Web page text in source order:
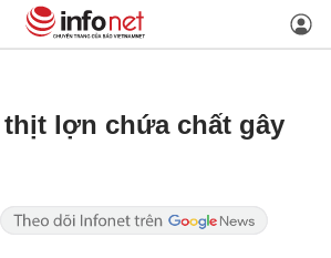
lợn chứa chất gây